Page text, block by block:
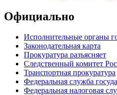
Официально
Исполнительные органы
Законодательная карта
Прокуратура разъясняет
Следственный комитет
Транспортная прокуратура
Федеральная служба
Федеральная налоговая